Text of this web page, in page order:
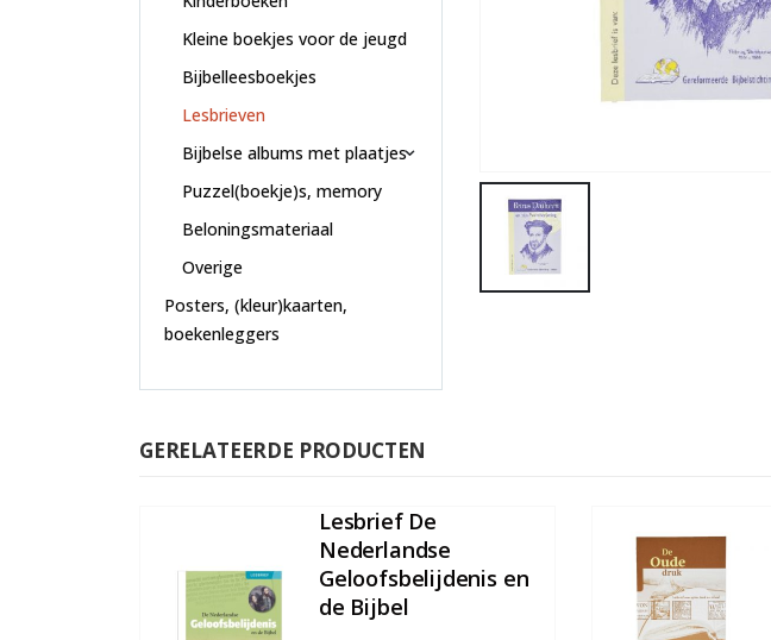
Kleine boekjes voor de jeugd
Bijbelleesboekjes
Lesbrieven
Bijbelse albums met plaatjes
Puzzel(boekje)s, memory
Beloningsmateriaal
Overige
Posters, (kleur)kaarten,
boekenleggers
GERELATEERDE PRODUCTEN
Lesbrief De
Nederlandse
Geloofsbelijdenis en
de Bijbel